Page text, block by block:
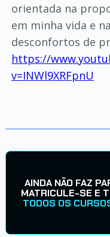
orientada na
em minha vida e
desconfortos de
https://
v=INWl9XRFpnU
AINDA NÃO FAZ
MATRICULE-SE E
TODOS OS